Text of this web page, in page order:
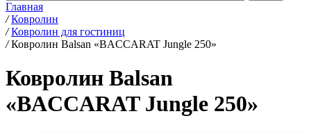
Главная
/ Ковролин
/ Ковролин для гостиниц
/ Ковролин Balsan «BACCARAT Jungle 250»
Ковролин Balsan
«BACCARAT Jungle 250»